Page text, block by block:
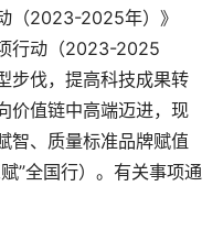
（2023-2025年）》
行动（2023-2025
步伐，提高科技成果转
价值链中高端迈进，现
智、质量标准品牌赋值
”全国行）。有关事项通